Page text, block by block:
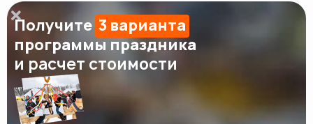
Получите 3 варианта
программы праздника
и расчет стоимости